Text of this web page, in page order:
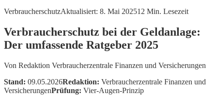
VerbraucherschutzAktualisiert: 8. Mai 202512 Min. Lesezeit
Verbraucherschutz bei der Geldanlage:
Der umfassende Ratgeber 2025
Von Redaktion Verbraucherzentrale Finanzen und Versicherungen
Stand: 09.05.2026Redaktion: Verbraucherzentrale Finanzen und
VersicherungenPrüfung: Vier-Augen-Prinzip